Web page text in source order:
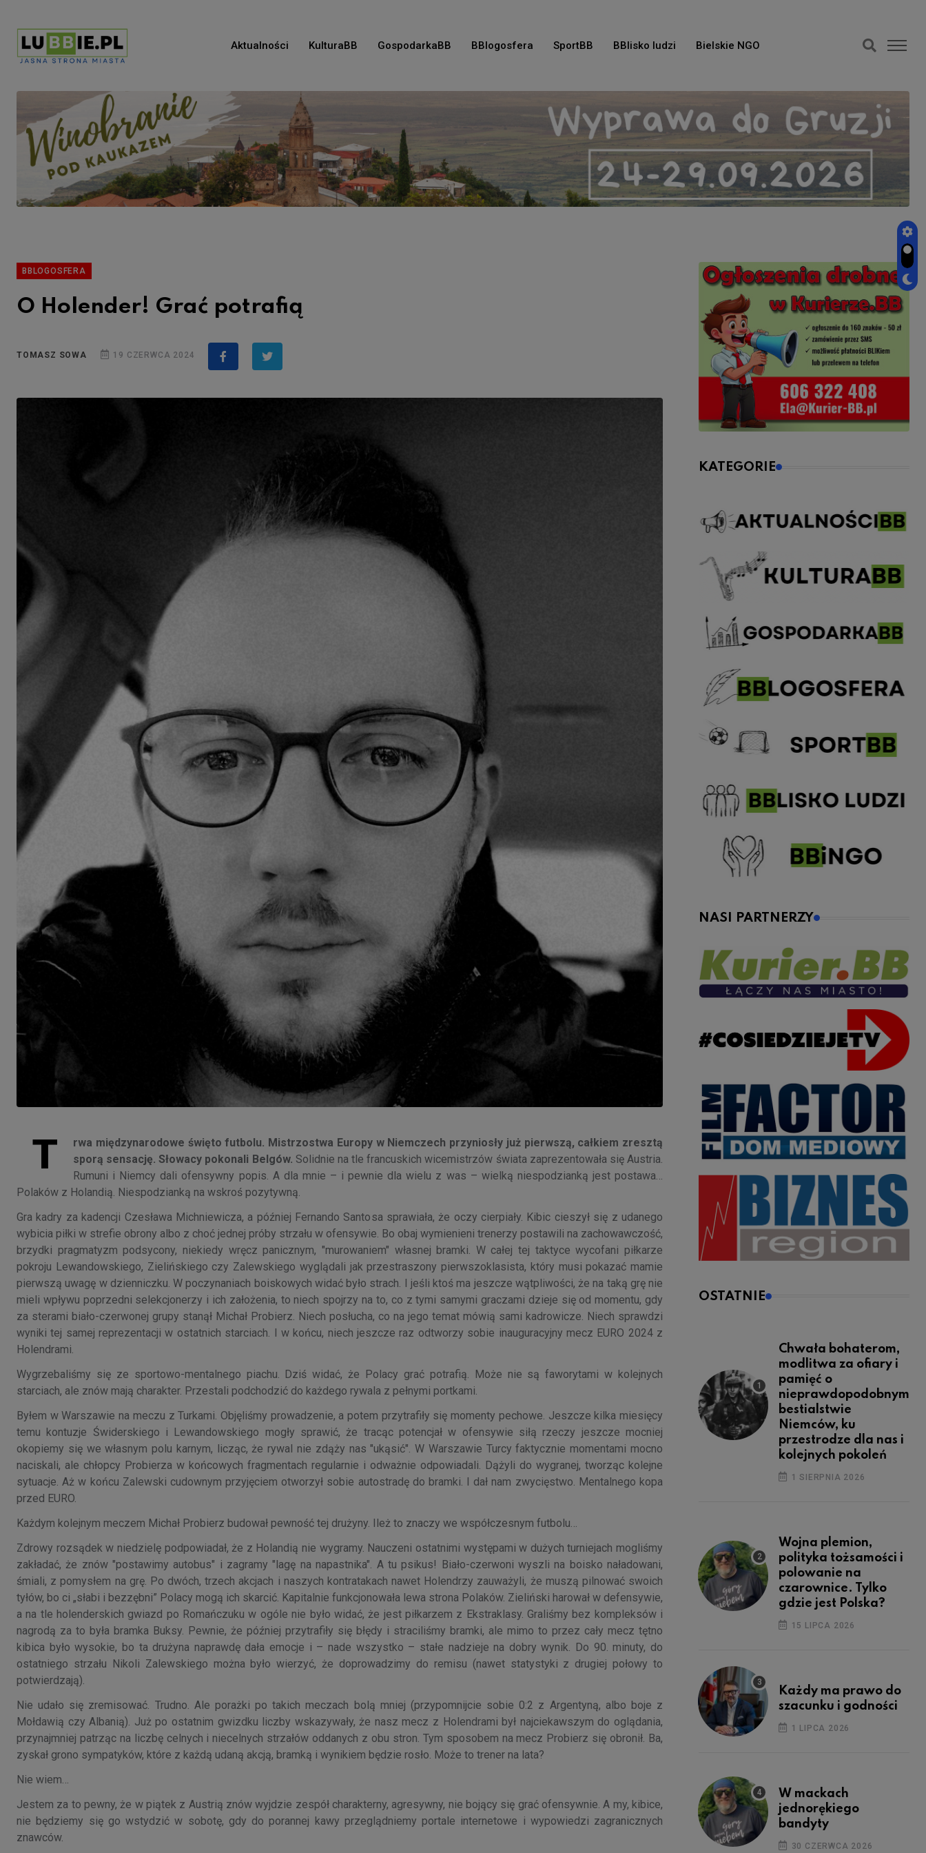
Aktualności KulturaBB GospodarkaBB BBlogosfera SportBB BBlisko ludzi Bielskie NGO
BBLOGOSFERA
O Holender! Grać potrafią
TOMASZ SOWA 19 CZERWCA 2024
T
rwa międzynarodowe święto futbolu. Mistrzostwa Europy w Niemczech przyniosły już pierwszą, całkiem zresztą
sporą sensację. Słowacy pokonali Belgów. Solidnie na tle francuskich wicemistrzów świata zaprezentowała się Austria.
Rumuni i Niemcy dali ofensywny popis. A dla mnie – i pewnie dla wielu z was – wielką niespodzianką jest postawa…
Polaków z Holandią. Niespodzianką na wskroś pozytywną.
Gra kadry za kadencji Czesława Michniewicza, a później Fernando Santosa sprawiała, że oczy cierpiały. Kibic cieszył się z udanego
wybicia piłki w strefie obrony albo z choć jednej próby strzału w ofensywie. Bo obaj wymienieni trenerzy postawili na zachowawczość,
brzydki pragmatyzm podsycony, niekiedy wręcz panicznym, "murowaniem" własnej bramki. W całej tej taktyce wycofani piłkarze
pokroju Lewandowskiego, Zielińskiego czy Zalewskiego wyglądali jak przestraszony pierwszoklasista, który musi pokazać mamie
pierwszą uwagę w dzienniczku. W poczynaniach boiskowych widać było strach. I jeśli ktoś ma jeszcze wątpliwości, że na taką grę nie
mieli wpływu poprzedni selekcjonerzy i ich założenia, to niech spojrzy na to, co z tymi samymi graczami dzieje się od momentu, gdy
za sterami biało-czerwonej grupy stanął Michał Probierz. Niech posłucha, co na jego temat mówią sami kadrowicze. Niech sprawdzi
wyniki tej samej reprezentacji w ostatnich starciach. I w końcu, niech jeszcze raz odtworzy sobie inauguracyjny mecz EURO 2024 z
Holendrami.
Wygrzebaliśmy się ze sportowo-mentalnego piachu. Dziś widać, że Polacy grać potrafią. Może nie są faworytami w kolejnych
starciach, ale znów mają charakter. Przestali podchodzić do każdego rywala z pełnymi portkami.
Byłem w Warszawie na meczu z Turkami. Objęliśmy prowadzenie, a potem przytrafiły się momenty pechowe. Jeszcze kilka miesięcy
temu kontuzje Świderskiego i Lewandowskiego mogły sprawić, że tracąc potencjał w ofensywie siłą rzeczy jeszcze mocniej
okopiemy się we własnym polu karnym, licząc, że rywal nie zdąży nas "ukąsić". W Warszawie Turcy faktycznie momentami mocno
naciskali, ale chłopcy Probierza w końcowych fragmentach regularnie i odważnie odpowiadali. Dążyli do wygranej, tworząc kolejne
sytuacje. Aż w końcu Zalewski cudownym przyjęciem otworzył sobie autostradę do bramki. I dał nam zwycięstwo. Mentalnego kopa
przed EURO.
Każdym kolejnym meczem Michał Probierz budował pewność tej drużyny. Ileż to znaczy we współczesnym futbolu…
Zdrowy rozsądek w niedzielę podpowiadał, że z Holandią nie wygramy. Nauczeni ostatnimi występami w dużych turniejach mogliśmy
zakładać, że znów "postawimy autobus" i zagramy "lagę na napastnika". A tu psikus! Biało-czerwoni wyszli na boisko naładowani,
śmiali, z pomysłem na grę. Po dwóch, trzech akcjach i naszych kontratakach nawet Holendrzy zauważyli, że muszą pilnować swoich
tyłów, bo ci „słabi i bezzębni” Polacy mogą ich skarcić. Kapitalnie funkcjonowała lewa strona Polaków. Zieliński harował w defensywie,
a na tle holenderskich gwiazd po Romańczuku w ogóle nie było widać, że jest piłkarzem z Ekstraklasy. Graliśmy bez kompleksów i
nagrodą za to była bramka Buksy. Pewnie, że później przytrafiły się błędy i straciliśmy bramki, ale mimo to przez cały mecz tętno
kibica było wysokie, bo ta drużyna naprawdę dała emocje i – nade wszystko – stałe nadzieje na dobry wynik. Do 90. minuty, do
ostatniego strzału Nikoli Zalewskiego można było wierzyć, że doprowadzimy do remisu (nawet statystyki z drugiej połowy to
potwierdzają).
Nie udało się zremisować. Trudno. Ale porażki po takich meczach bolą mniej (przypomnijcie sobie 0:2 z Argentyną, albo boje z
Mołdawią czy Albanią). Już po ostatnim gwizdku liczby wskazywały, że nasz mecz z Holendrami był najciekawszym do oglądania,
przynajmniej patrząc na liczbę celnych i niecelnych strzałów oddanych z obu stron. Tym sposobem na mecz Probierz się obronił. Ba,
zyskał grono sympatyków, które z każdą udaną akcją, bramką i wynikiem będzie rosło. Może to trener na lata?
Nie wiem…
Jestem za to pewny, że w piątek z Austrią znów wyjdzie zespół charakterny, agresywny, nie bojący się grać ofensywnie. A my, kibice,
nie będziemy się go wstydzić w sobotę, gdy do porannej kawy przeglądniemy portale internetowe i wypowiedzi zagranicznych
znawców.
KATEGORIE
NASI PARTNERZY
OSTATNIE
Chwała bohaterom,
modlitwa za ofiary i
pamięć o
nieprawdopodobnym
bestialstwie
Niemców, ku
przestrodze dla nas i
kolejnych pokoleń
1 SIERPNIA 2026
Wojna plemion,
polityka tożsamości i
polowanie na
czarownice. Tylko
gdzie jest Polska?
15 LIPCA 2026
Każdy ma prawo do
szacunku i godności
1 LIPCA 2026
W mackach
jednorękiego
bandyty
30 CZERWCA 2026